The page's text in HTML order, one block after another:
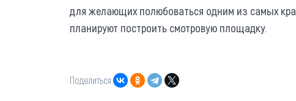
для желающих полюбоваться одним из самых
планируют построить смотровую площадку.
Поделиться: